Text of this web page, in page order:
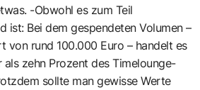
-Obwohl es zum Teil
ist: Bei dem gespendeten Volumen –
von rund 100.000 Euro – handelt es
als zehn Prozent des Timelounge-
sollte man gewisse Werte